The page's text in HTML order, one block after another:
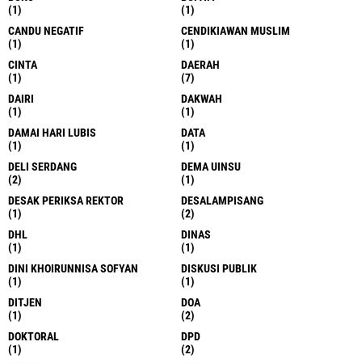
(1)
(1)
CANDU NEGATIF
(1)
CENDIKIAWAN MUSLIM
(1)
CINTA
(1)
DAERAH
(7)
DAIRI
(1)
DAKWAH
(1)
DAMAI HARI LUBIS
(1)
DATA
(1)
DELI SERDANG
(2)
DEMA UINSU
(1)
DESAK PERIKSA REKTOR
(1)
DESALAMPISANG
(2)
DHL
(1)
DINAS
(1)
DINI KHOIRUNNISA SOFYAN
(1)
DISKUSI PUBLIK
(1)
DITJEN
(1)
DOA
(2)
DOKTORAL
(1)
DPD
(2)